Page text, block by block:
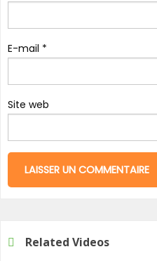
E-mail *
Site web
Related Videos